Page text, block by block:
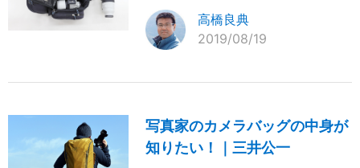
高橋良典
2019/08/19
写真家のカメラバッグの中身が
知りたい！｜三井公一